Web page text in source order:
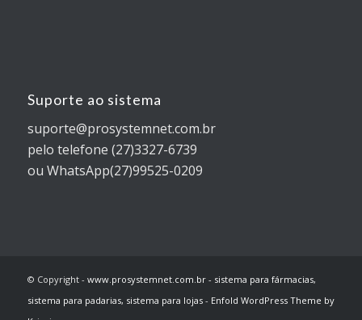
Suporte ao sistema
suporte@prosystemnet.com.br
pelo telefone (27)3327-6739
ou WhatsApp(27)99525-0209
© Copyright - www.prosystemnet.com.br - sistema para fármacias,
sistema para padarias, sistema para lojas- Enfold WordPress Theme by